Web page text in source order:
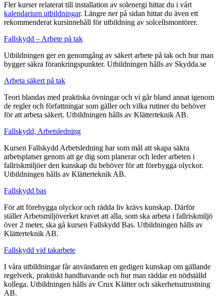
Fler kurser relaterat till installation av solenergi hittar du i vårt
kalendarium utbildningar. Längre ner på sidan hittar du även ett
rekommenderat kursinnehåll för utbildning av solcellsmontörer.
Fallskydd – Arbete på tak
Utbildningen ger en genomgång av säkert arbete på tak och hur man
bygger säkra förankringspunkter. Utbildningen hålls av Skydda.se
Arbeta säkert på tak
Teori blandas med praktiska övningar och vi går bland annat igenom
de regler och författningar som gäller och vilka rutiner du behöver
för att arbeta säkert. Utbildningen hålls av Klätterteknik AB.
Fallskydd, Arbetsledning
Kursen Fallskydd Arbetsledning har som mål att skapa säkra
arbetsplatser genom att ge dig som planerar och leder arbeten i
fallriskmiljöer den kunskap du behöver för att förebygga olyckor.
Utbildningen hålls av Klätterteknik AB.
Fallskydd bas
För att förebygga olyckor och rädda liv krävs kunskap. Därför
ställer Arbetsmiljöverket kravet att alla, som ska arbeta i fallriskmiljö
över 2 meter, ska gå kursen Fallskydd Bas. Utbildningen hålls av
Klätterteknik AB.
Fallskydd vid takarbete
I våra utbildningar får användaren en gedigen kunskap om gällande
regelverk, praktiskt handhavande och hur man räddar en nödställd
kollega. Utbildningen hålls av Crux Klätter och säkerhetsutrustning
AB.